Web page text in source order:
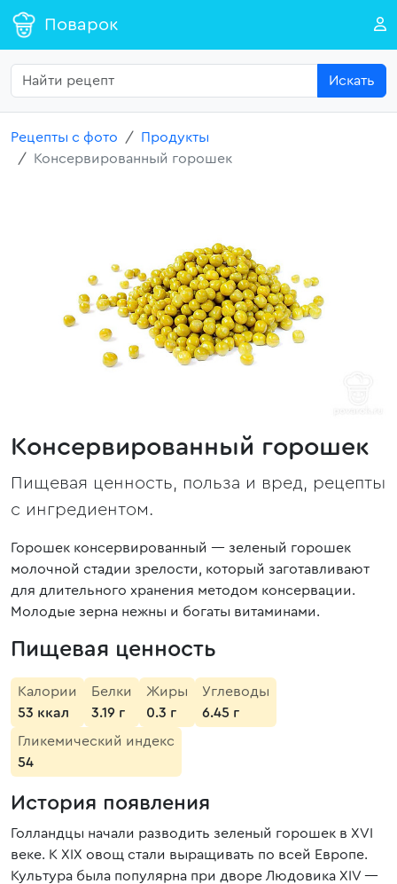
Поварок
Искать
Рецепты с фото
Продукты
Консервированный горошек
Консервированный горошек
Пищевая ценность, польза и вред, рецепты
с ингредиентом.
Горошек консервированный — зеленый горошек
молочной стадии зрелости, который заготавливают
для длительного хранения методом консервации.
Молодые зерна нежны и богаты витаминами.
Пищевая ценность
Калории
53 ккал
Белки
3.19 г
Жиры
0.3 г
Углеводы
6.45 г
Гликемический индекс
54
История появления
Голландцы начали разводить зеленый горошек в XVI
веке. К XIX овощ стали выращивать по всей Европе.
Культура была популярна при дворе Людовика XIV —